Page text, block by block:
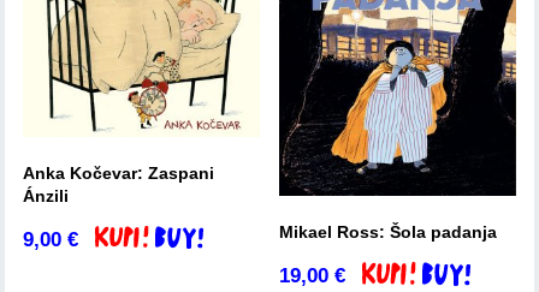
Anka Kočevar: Zaspani
Ánzili
9,00€ Dodaj v košarico Mikael Ross: Šola padanja
19,00€ Dodaj v košarico